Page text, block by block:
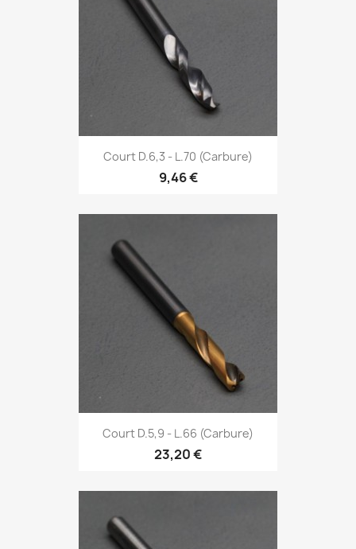
Court D.6,3 - L.70 (Carbure)
9,46 €
Court D.5,9 - L.66 (Carbure)
23,20 €